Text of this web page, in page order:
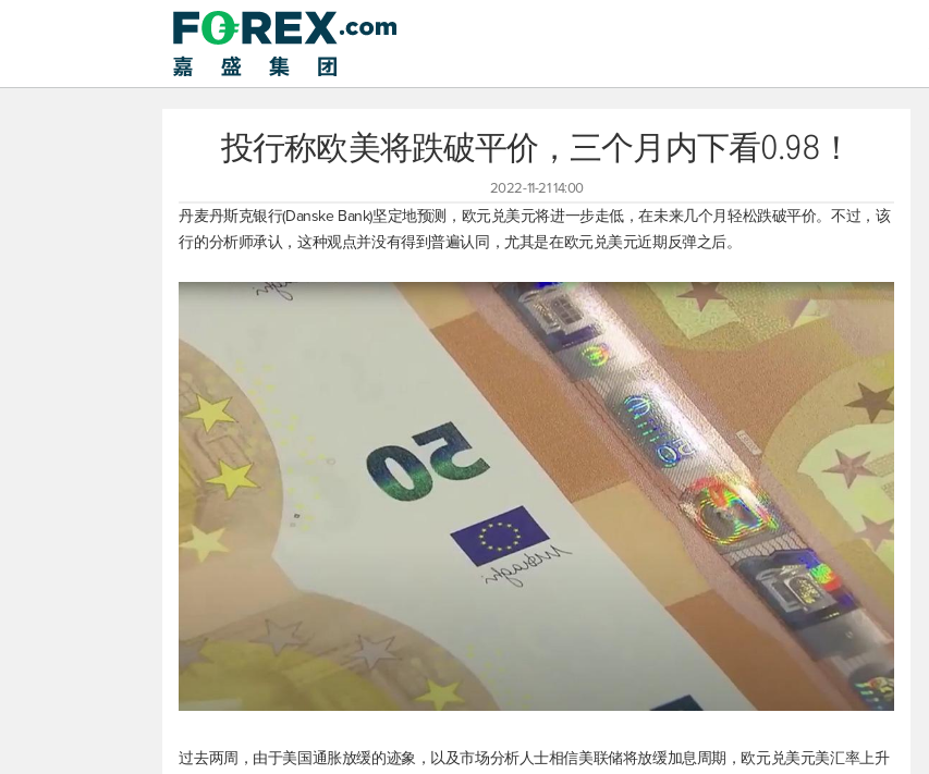
投行称欧美将跌破平价，三个月内下看0.98！
2022-11-21 14:00
丹麦丹斯克银行(Danske Bank)坚定地预测， 欧元兑美元将进一步走低，在未来几个月轻松跌破平价。不过，该
行的分析师承认，这种观点并没有得到普遍认同，尤其是在欧元兑美元近期反弹之后。
过去两周，由于美国通胀放缓的迹象，以及市场分析人士相信美联储将放缓加息周期，欧元兑美元美汇率上升